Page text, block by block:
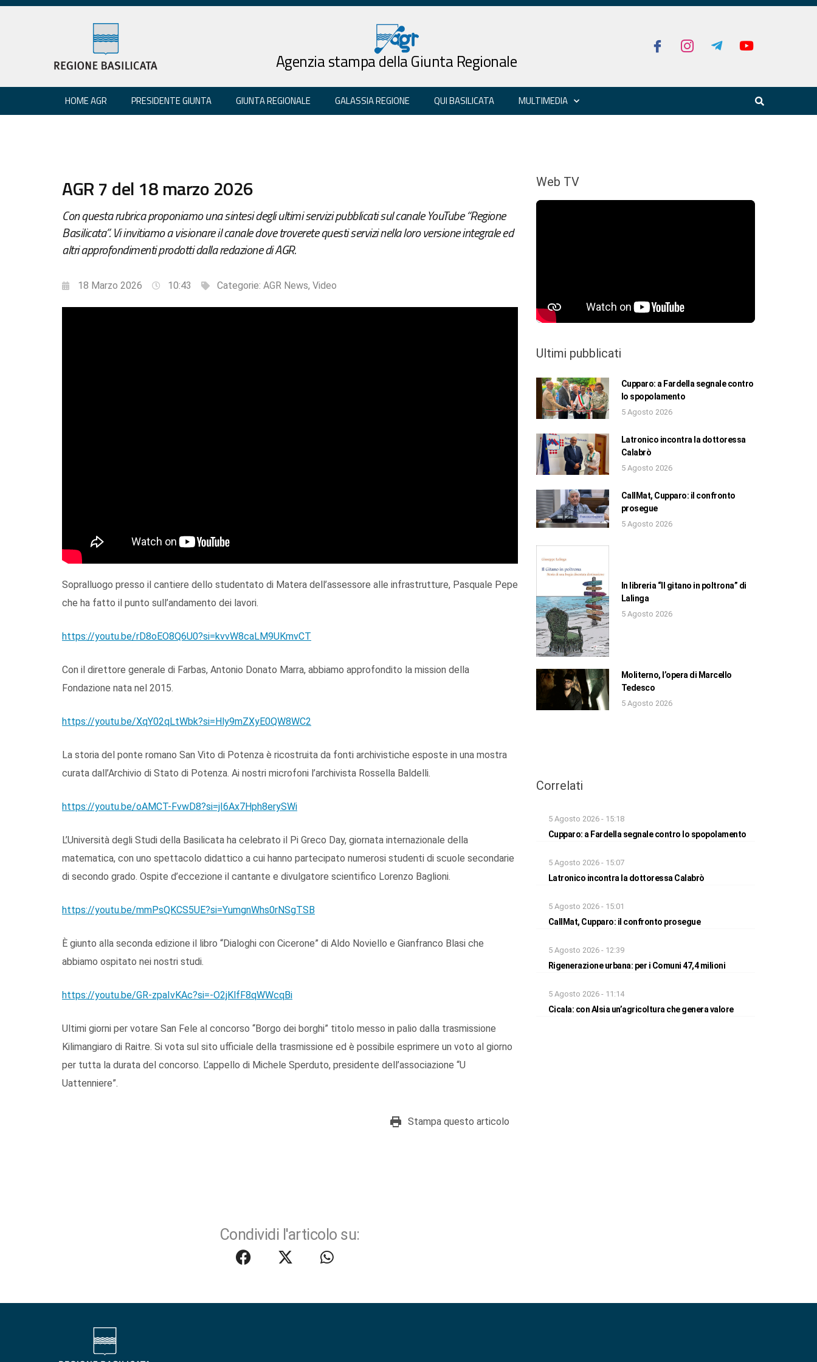
Agenzia stampa della Giunta Regionale
HOME AGR PRESIDENTE GIUNTA GIUNTA REGIONALE GALASSIA REGIONE QUI BASILICATA MULTIMEDIA
AGR 7 del 18 marzo 2026
Con questa rubrica proponiamo una sintesi degli ultimi servizi pubblicati sul canale YouTube “Regione
Basilicata”. Vi invitiamo a visionare il canale dove troverete questi servizi nella loro versione integrale ed
altri approfondimenti prodotti dalla redazione di AGR.
18 Marzo 2026 10:43 Categorie: AGR News, Video
Sopralluogo presso il cantiere dello studentato di Matera dell’assessore alle infrastrutture, Pasquale Pepe
che ha fatto il punto sull’andamento dei lavori.
https://youtu.be/rD8oEO8Q6U0?si=kvvW8caLM9UKmvCT
Con il direttore generale di Farbas, Antonio Donato Marra, abbiamo approfondito la mission della
Fondazione nata nel 2015.
https://youtu.be/XqY02qLtWbk?si=Hly9mZXyE0QW8WC2
La storia del ponte romano San Vito di Potenza è ricostruita da fonti archivistiche esposte in una mostra
curata dall’Archivio di Stato di Potenza. Ai nostri microfoni l’archivista Rossella Baldelli.
https://youtu.be/oAMCT-FvwD8?si=jI6Ax7Hph8erySWi
L’Università degli Studi della Basilicata ha celebrato il Pi Greco Day, giornata internazionale della
matematica, con uno spettacolo didattico a cui hanno partecipato numerosi studenti di scuole secondarie
di secondo grado. Ospite d’eccezione il cantante e divulgatore scientifico Lorenzo Baglioni.
https://youtu.be/mmPsQKCS5UE?si=YumgnWhs0rNSgTSB
È giunto alla seconda edizione il libro “Dialoghi con Cicerone” di Aldo Noviello e Gianfranco Blasi che
abbiamo ospitato nei nostri studi.
https://youtu.be/GR-zpaIvKAc?si=-O2jKlfF8qWWcqBi
Ultimi giorni per votare San Fele al concorso “Borgo dei borghi” titolo messo in palio dalla trasmissione
Kilimangiaro di Raitre. Si vota sul sito ufficiale della trasmissione ed è possibile esprimere un voto al giorno
per tutta la durata del concorso. L’appello di Michele Sperduto, presidente dell’associazione “U
Uattenniere”.
Stampa questo articolo
Condividi l'articolo su:
Web TV
Ultimi pubblicati
Cupparo: a Fardella segnale contro
lo spopolamento
5 Agosto 2026
Latronico incontra la dottoressa
Calabrò
5 Agosto 2026
CallMat, Cupparo: il confronto
prosegue
5 Agosto 2026
In libreria “Il gitano in poltrona” di
Lalinga
5 Agosto 2026
Moliterno, l’opera di Marcello
Tedesco
5 Agosto 2026
Correlati
5 Agosto 2026 - 15:18
Cupparo: a Fardella segnale contro lo spopolamento
5 Agosto 2026 - 15:07
Latronico incontra la dottoressa Calabrò
5 Agosto 2026 - 15:01
CallMat, Cupparo: il confronto prosegue
5 Agosto 2026 - 12:39
Rigenerazione urbana: per i Comuni 47,4 milioni
5 Agosto 2026 - 11:14
Cicala: con Alsia un’agricoltura che genera valore